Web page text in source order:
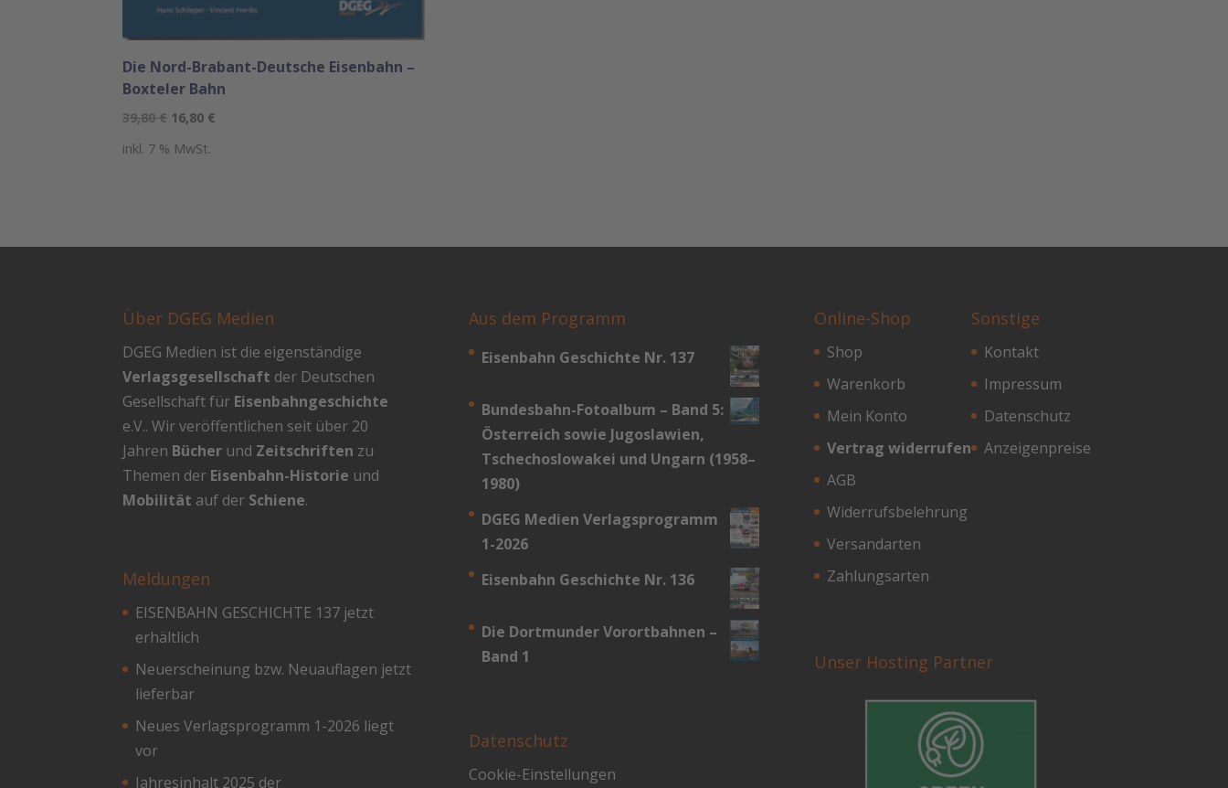
Die Nord-Brabant-Deutsche Eisenbahn –
Boxteler Bahn
39,80€ Ursprünglicher
war:
16,80 €
inkl. 7 % MwSt.
Über DGEG Medien
DGEG Medien ist die eigenständige
Verlagsgesellschaft der Deutschen
Gesellschaft für Eisenbahngeschichte
e.V.. Wir veröffentlichen seit über 20
Jahren Bücher und Zeitschriften zu
Themen der Eisenbahn-Historie und
Mobilität auf der Schiene.
Meldungen
EISENBAHN GESCHICHTE 137 jetzt
erhältlich
Neuerscheinung bzw. Neuauflagen jetzt
lieferbar
Neues Verlagsprogramm 1-2026 liegt
vor
Jahresinhalt 2025 der
Aus dem Programm
Eisenbahn Geschichte Nr. 137
Bundesbahn-­Fotoalbum – Band 5:
Österreich sowie Jugoslawien,
Tschechoslowakei und Ungarn (1958–
1980)
DGEG Medien Verlagsprogramm
1-2026
Eisenbahn Geschichte Nr. 136
Die Dortmunder Vorortbahnen –
Band 1
Datenschutz
Cookie-Einstellungen
Online-Shop
Shop
Warenkorb
Mein Konto
Vertrag widerrufen
AGB
Widerrufsbelehrung
Versandarten
Zahlungsarten
Sonstige
Kontakt
Impressum
Datenschutz
Anzeigenpreise
Unser Hosting Partner